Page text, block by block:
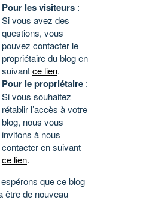
Pour les visiteurs :
Si vous avez des
questions, vous
pouvez contacter le
propriétaire du blog en
suivantce lien.
Pour le propriétaire :
Si vous souhaitez
rétablir l’accès à votre
blog, nous vous
invitons à nous
contacter en suivant
ce lien.
que ce blog
être de nouveau